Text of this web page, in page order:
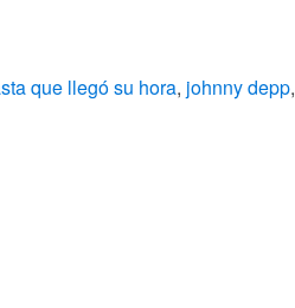
que llegó su hora, johnny depp,